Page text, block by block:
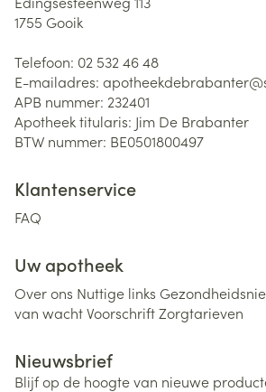
1755 Gooik
Telefoon: 02 532 46 48
E-mailadres: apotheekdebrabanter@
APB nummer: 232401
Apotheek titularis: Jim De Brabanter
BTW nummer: BE0501800497
Klantenservice
FAQ
Uw apotheek
Over ons Nuttige links
van wachtVoorschriftZorgtarieven
Nieuwsbrief
Blijf op de hoogte van nieuwe